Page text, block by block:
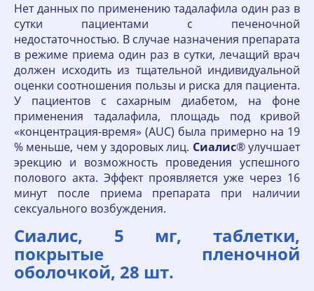
Нет данных по применению тадалафила один раз в
сутки пациентами с печеночной
недостаточностью. В случае назначения препарата
в режиме приема один раз в сутки, лечащий врач
должен исходить из тщательной индивидуальной
оценки соотношения пользы и риска для пациента.
У пациентов с сахарным диабетом, на фоне
применения тадалафила, площадь под кривой
«концентрация-время» (AUC) была примерно на 19
% меньше, чем у здоровых лиц. Сиалис® улучшает
эрекцию и возможность проведения успешного
полового акта. Эффект проявляется уже через 16
минут после приема препарата при наличии
сексуального возбуждения.
Сиалис, 5 мг, таблетки,
покрытые пленочной
оболочкой, 28 шт.